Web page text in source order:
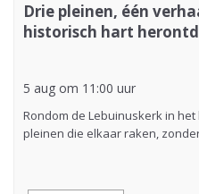
Drie pleinen, één
historisch hart
5 aug om 11:00 uur
Rondom de Lebuinuskerk in
pleinen die elkaar raken,